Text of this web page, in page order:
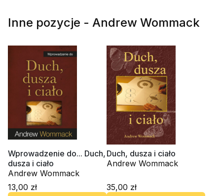
Inne pozycje - Andrew Wommack
Wprowadzenie do... Duch,
dusza i ciało
Andrew Wommack
13,00 zł
Duch, dusza i ciało
Andrew Wommack
35,00 zł